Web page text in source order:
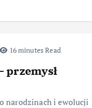
16 minutes Read
przemysł
narodzinach i ewolucji